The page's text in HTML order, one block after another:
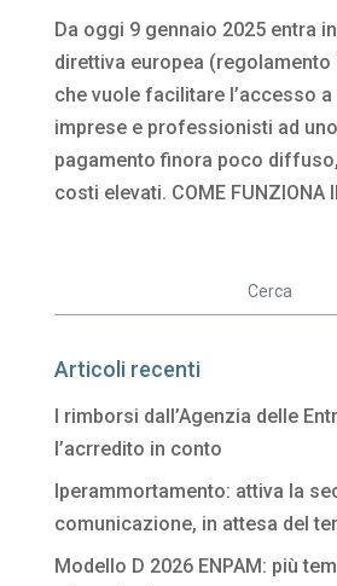
Da oggi 9 gennaio 2025 entra
direttiva europea (regolamento
che vuole facilitare l’accesso
imprese e professionisti ad
pagamento finora poco
costi elevati. COME FUNZIONA
Articoli recenti
I rimborsi dall’Agenzia delle
l’acrredito in conto
Iperammortamento: attiva la
comunicazione, in attesa del
Modello D 2026 ENPAM: più